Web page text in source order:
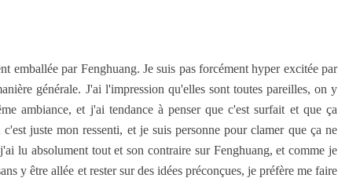
emballée par Fenghuang. Je suis pas forcément hyper excitée par
générale. J'ai l'impression qu'elles sont toutes pareilles, on y
ambiance, et j'ai tendance à penser que c'est surfait et que ça
juste mon ressenti, et je suis personne pour clamer que ça ne
lu absolument tout et son contraire sur Fenghuang, et comme je
y être allée et rester sur des idées préconçues, je préfère me faire